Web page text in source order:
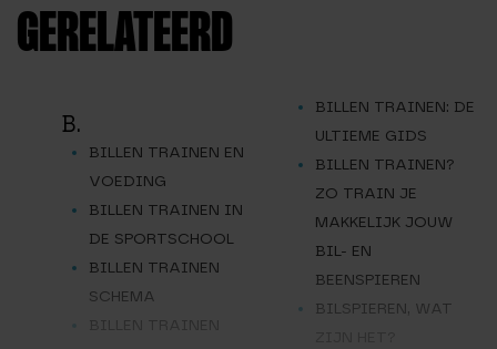
GERELATEERD
B.
BILLEN TRAINEN EN
VOEDING
BILLEN TRAINEN IN
DE SPORTSCHOOL
BILLEN TRAINEN
SCHEMA
BILLEN TRAINEN: DE
ULTIEME GIDS
BILLEN TRAINEN?
ZO TRAIN JE
MAKKELIJK JOUW
BIL- EN
BEENSPIEREN
BILSPIEREN, WAT